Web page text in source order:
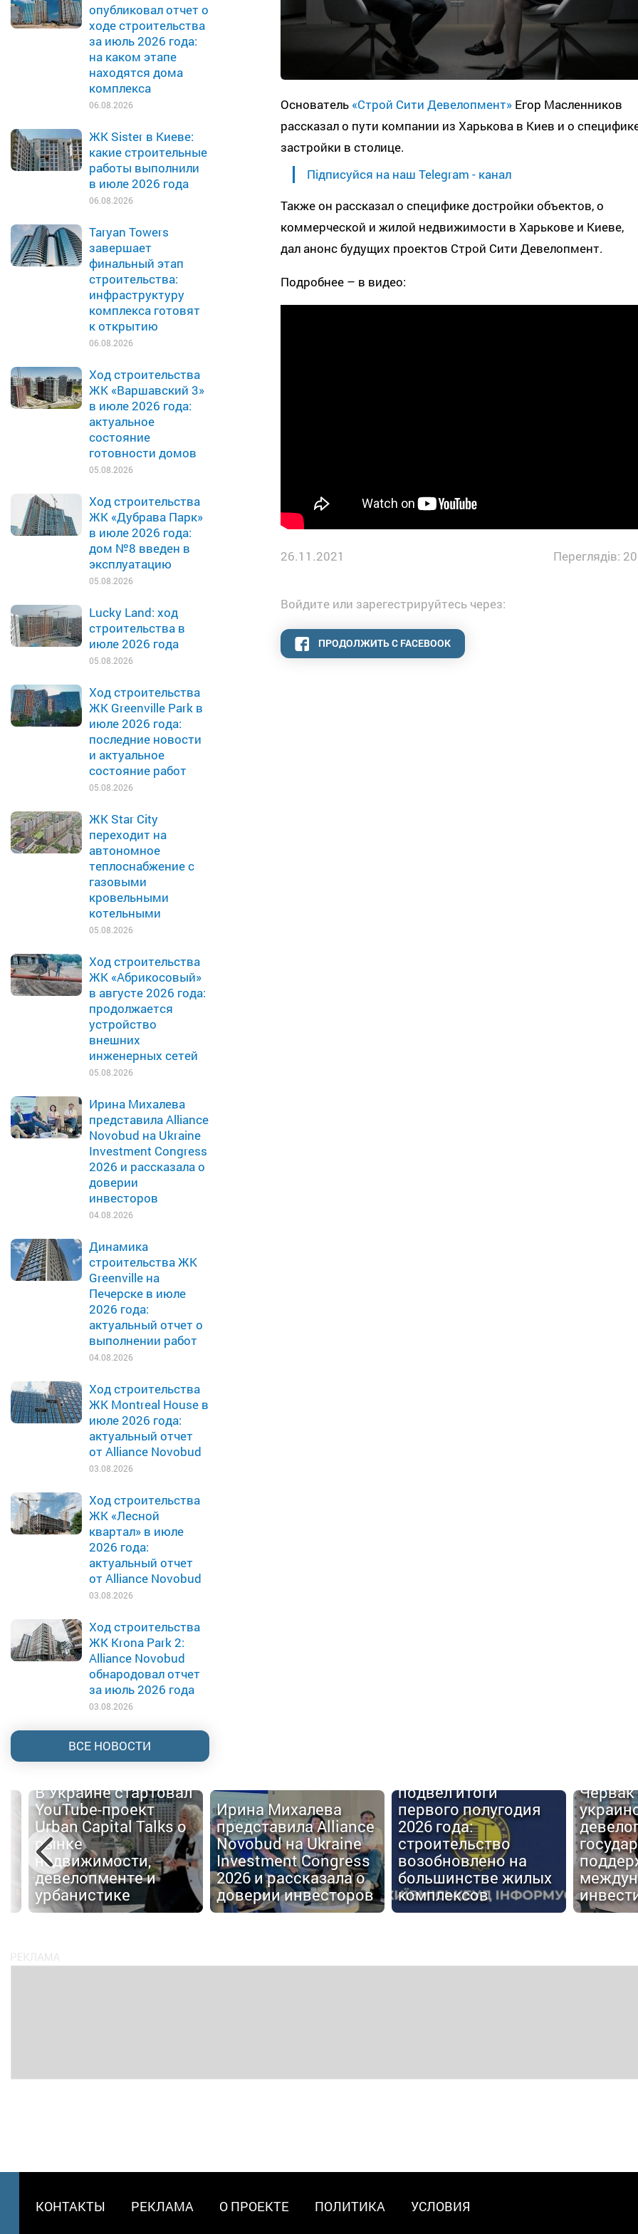
опубликовал отчет о
ходе строительства
за июль 2026 года:
на каком этапе
находятся дома
комплекса
06.08.2026
ЖК Sister в Киеве:
какие строительные
работы выполнили
в июле 2026 года
06.08.2026
Taryan Towers
завершает
финальный этап
строительства:
инфраструктуру
комплекса готовят
к открытию
06.08.2026
Ход строительства
ЖК «Варшавский 3»
в июле 2026 года:
актуальное
состояние
готовности домов
05.08.2026
Ход строительства
ЖК «Дубрава Парк»
в июле 2026 года:
дом №8 введен в
эксплуатацию
05.08.2026
Lucky Land: ход
строительства в
июле 2026 года
05.08.2026
Ход строительства
ЖК Greenville Park в
июле 2026 года:
последние новости
и актуальное
состояние работ
05.08.2026
ЖК Star City
переходит на
автономное
теплоснабжение с
газовыми
кровельными
котельными
05.08.2026
Ход строительства
ЖК «Абрикосовый»
в августе 2026 года:
продолжается
устройство
внешних
инженерных сетей
05.08.2026
Ирина Михалева
представила Alliance
Novobud на Ukraine
Investment Congress
2026 и рассказала о
доверии
инвесторов
04.08.2026
Динамика
строительства ЖК
Greenville на
Печерске в июле
2026 года:
актуальный отчет о
выполнении работ
04.08.2026
Ход строительства
ЖК Montreal House в
июле 2026 года:
актуальный отчет
от Alliance Novobud
03.08.2026
Ход строительства
ЖК «Лесной
квартал» в июле
2026 года:
актуальный отчет
от Alliance Novobud
03.08.2026
Ход строительства
ЖК Krona Park 2:
Alliance Novobud
обнародовал отчет
за июль 2026 года
03.08.2026
ВСЕ НОВОСТИ
Основатель «Строй Сити Девелопмент»Егор Масленников
рассказал о пути компании из Харькова в Киев и о
застройки в столице.
Підписуйся на наш Telegram - канал
Также он рассказал о специфике достройки объектов, о
коммерческой и жилой недвижимости в Харькове и Киеве,
дал анонс будущих проектов Строй Сити Девелопмент.
Подробнее – в видео:
26.11.2021 Переглядів:
Войдите или зарегестрируйтесь через:
ПРОДОЛЖИТЬ С FACEBOOK
В Украине стартовал
YouTube-проект
Urban Capital Talks о
рынке
недвижимости,
девелопменте и
урбанистике
Ирина Михалева
представила Alliance
Novobud на Ukraine
Investment Congress
2026 и рассказала о
доверии инвесторов
подвел итоги
первого полугодия
2026 года:
строительство
возобновлено на
большинстве жилых
комплексов
МЕНЮ
КОНТАКТЫ РЕКЛАМА О ПРОЕКТЕ ПОЛИТИКА УСЛОВИЯ